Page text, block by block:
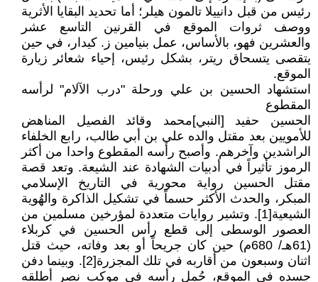
رئيس من قبل دانييلا تالمون هيلر؛ أما تحديد البقايا الأثرية
ووصف ثروات الموقع في القرنين التاسع عشر
والعشرين فهو، بالأساس، عمل بنيامين ز. كيدار، في حين
يتقصى يتسحاق ريتر، بشكل رئيس، إحياء شعائر زيارة
الموقع.
استشهاد الحسين بن علي ورحلة "درب الآلام" لرأسه
المقطوع
الحسين حفيد [النبي]محمد وقائد الفصيل المناهض
للأمويين بعد مقتل والده علي بن أبي طالب، رابع الخلفاء
الراشدين وآخرهم. وأصبح رأسه المقطوع واحدا من أكثر
الرموز تأثيراً في أدبيات الشهادة عند الشيعة. وتعد قصة
مقتل الحسين رواية محورية في التاريخ الإسلامي
المبكر، والحدث الأكثر حسماً في تشكيل الذاكرة والهُوية
الشيعية[1]. وتشير روايات متعددة لمؤرخين مسلمين من
العصور الوسطى إلى قطع رأس الحسين في كربلاء
(61هـ/ 680م) حين كان جريحاً أو بعد وفاته، حيث قتل
اثنان وسبعون من أقاربه في تلك المجزرة[2]. وبينما دفن
جسده في الموقع، حُمل رأسه في موكب نصر أطلقه